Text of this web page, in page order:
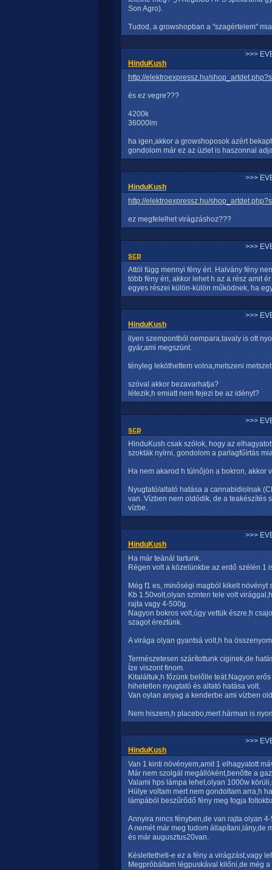
Son Agro).
Tudod, a growshopban a "szagértelem"
>>>
HinduKush
http://elektroexpressz.hu/
és ez vegre???
4200k
36000lm
ha igen,akkor a growshoposok azért
gondolom már ez az üzlet is haszonnal
>>>
HinduKush
http://elektroexpressz.hu/
ez megfelelhet virágzáshoz???
>>>
scp
Attól függ mennyi fény éri. Halvány fény
több fény éri, akkor lehet h az a rész amit
egyes részei külön-külön működnek, ha
>>>
HinduKush
ilyen szempontból nempara,tavaly is ott
gyár,ami megszünt.
tényleg leköthettem volna,metszeni
szóval akkor bezavarhatja?
létezik,h emiatt nem fejezi be az idényt?
>>>
scp
HinduKush csak szólok, hogy az
szokták nyírni, gondolom a parlagfűírtás
Ha nem akarod h túlnőjön a bokron, akkor
Nyugtató/altató hatása a cannabidiolnak
van. Vízben nem oldódik, de a teakészítés
vízbe.
>>>
HinduKush
Ha már teánál tartunk.
Régen volt a közelünkbe az erdő szélén 1
Még f1 es, minőségi magból kikelt
Kb 1.50volt,olyan szinten tele volt
rajta vagy 4-500g.
Nagyon bokros volt,úgy vettük észre,h
szagot éreztünk.
A virága olyan gyantsá volt,h ha
Természetesen szárítottunk ciginek,de
Íze viszont finom.
Kitaláltuk,h főzünk belőlle teát.Nagyon
hihetetlen nyugtató és altató hatása volt.
Van oylan anyag a kenderbe ami vízben
Nem hiszem,h placebo,mert hárman is
>>>
HinduKush
Van 1 kinti növényem,amit 1 elhagyatott
Már nem szolgál megállóként,benőtte a
Valami hps lámpa lehet,olyan 1000w
Hülye voltam mert nem gondoltam arra,h
lámpából beszűrődő fény meg fogja
Annyira nincs fényben,de van rajta olyan
A nemét már meg tudom állapítani,lány,de
és már augusztus20van.
Késleltetheti-e ez a fény a virágzást,vagy
Megpróbáltam légpuskával kilőni,de még